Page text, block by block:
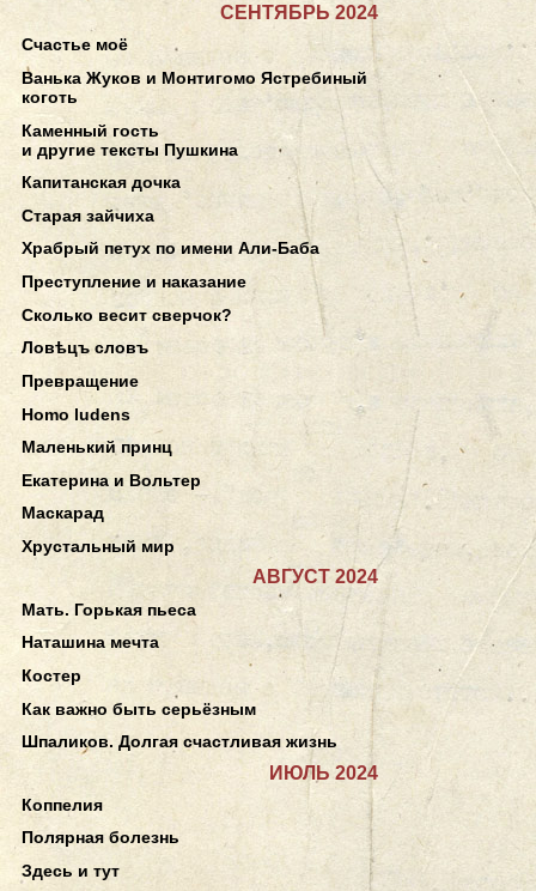
СЕНТЯБРЬ 2024
Счастье моё
Ванька Жуков и Монтигомо Ястребиный
коготь
Каменный гость
и другие тексты Пушкина
Капитанская дочка
Старая зайчиха
Храбрый петух по имени Али-Баба
Преступление и наказание
Сколько весит сверчок?
Ловѣцъ словъ
Превращение
Homo ludens
Маленький принц
Екатерина и Вольтер
Маскарад
Хрустальный мир
АВГУСТ 2024
Мать. Горькая пьеса
Наташина мечта
Костер
Как важно быть серьёзным
Шпаликов. Долгая счастливая жизнь
ИЮЛЬ 2024
Коппелия
Полярная болезнь
Здесь и тут